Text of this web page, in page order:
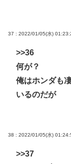
37 : 2022/01/05(水)
>>36
何が？
俺はホンダも
いるのだが
38 : 2022/01/05(水)
>>37